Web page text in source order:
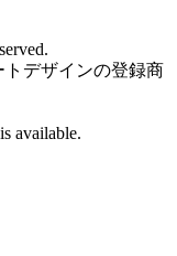
トデザインの登録商
available.